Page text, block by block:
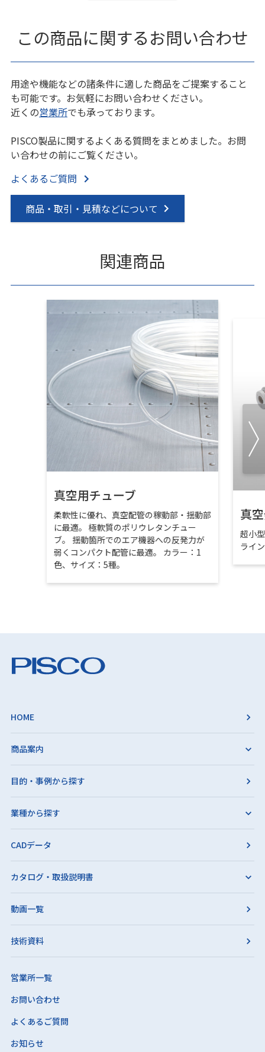
この商品に関するお問い合わせ
用途や機能などの諸条件に適した商品をご提案すること
も可能です。お気軽にお問い合わせください。
近くの営業所でも承っております。
PISCO製品に関するよくある質問をまとめました。お問
い合わせの前にご覧ください。
よくあるご質問
商品・取引・見積などについて
関連商品
真空用チューブ
柔軟性に優れ、真空配管の稼動部・揺動部
に最適。 極軟質のポリウレタンチュー
ブ。 揺動箇所でのエア機器への反発力が
弱くコンパクト配管に最適。 カラー：1
色、サイズ：5種。
真
超小
ライ
HOME
商品案内
目的・事例から探す
業種から探す
CADデータ
カタログ・取扱説明書
動画一覧
技術資料
営業所一覧
お問い合わせ
よくあるご質問
お知らせ